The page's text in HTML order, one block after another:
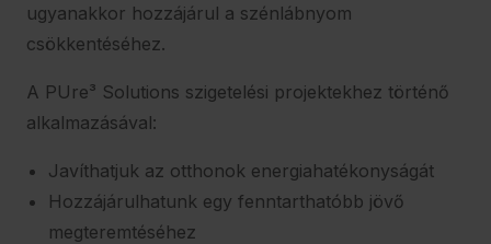
ugyanakkor hozzájárul a szénlábnyom
csökkentéséhez.
A PUre³ Solutions szigetelési projektekhez történő
alkalmazásával:
Javíthatjuk az otthonok energiahatékonyságát
Hozzájárulhatunk egy fenntarthatóbb jövő
megteremtéséhez